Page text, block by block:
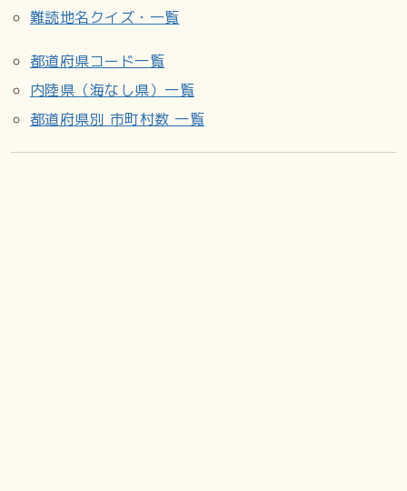
難読地名クイズ・一覧
都道府県コード一覧
内陸県（海なし県）一覧
都道府県別 市町村数 一覧